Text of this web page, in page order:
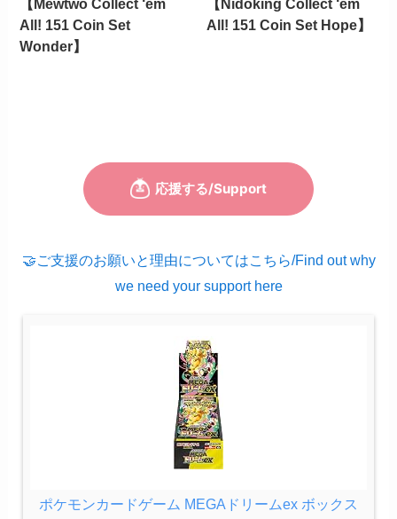
【Mewtwo Collect ‘em
All! 151 Coin Set
Wonder】
【Nidoking Collect ‘em
All! 151 Coin Set Hope】
🤝ご支援のお願いと理由についてはこちら/Find out why
we need your support here
ポケモンカードゲーム MEGAドリームex ボックス